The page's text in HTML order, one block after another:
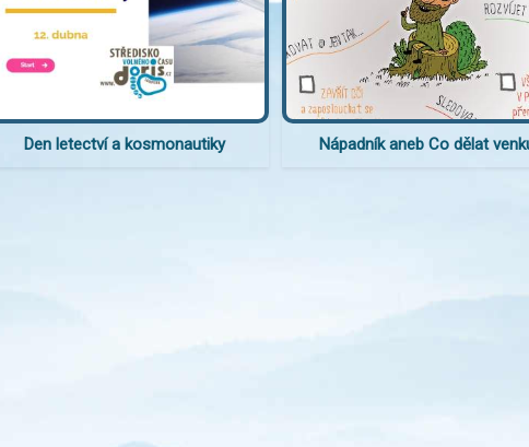
Den letectví a kosmonautiky Nápadník aneb Co dělat